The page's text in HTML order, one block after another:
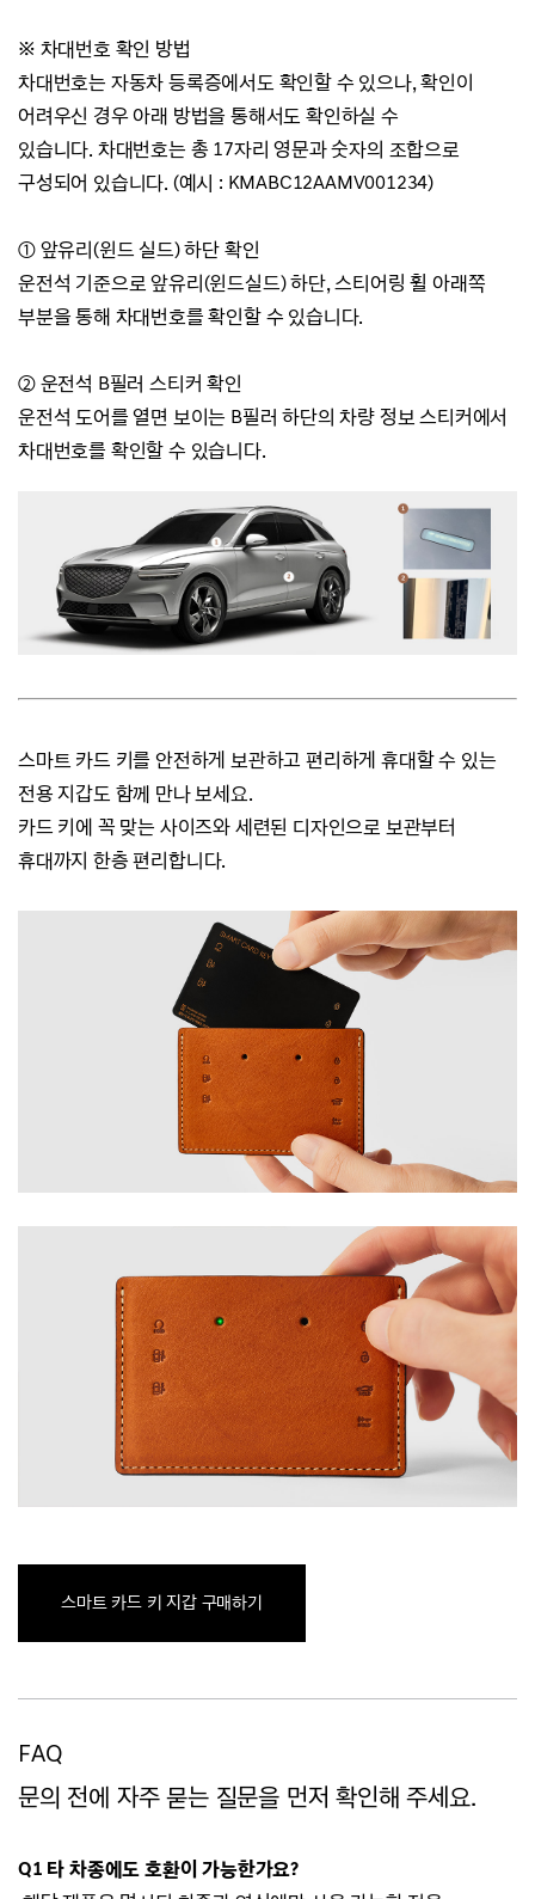
※ 차대번호 확인 방법
차대번호는 자동차 등록증에서도 확인할 수 있으나, 확인이
어려우신 경우 아래 방법을 통해서도 확인하실 수
있습니다. 차대번호는 총 17자리 영문과 숫자의 조합으로
구성되어 있습니다. (예시 : KMABC12AAMV001234)
① 앞유리(윈드 실드) 하단 확인
운전석 기준으로 앞유리(윈드실드) 하단, 스티어링 휠 아래쪽
부분을 통해 차대번호를 확인할 수 있습니다.
② 운전석 B필러 스티커 확인
운전석 도어를 열면 보이는 B필러 하단의 차량 정보 스티커에서
차대번호를 확인할 수 있습니다.
스마트 카드 키를 안전하게 보관하고 편리하게 휴대할 수 있는
전용 지갑도 함께 만나 보세요.
카드 키에 꼭 맞는 사이즈와 세련된 디자인으로 보관부터
휴대까지 한층 편리합니다.
스마트 카드 키 지갑 구매하기
FAQ
문의 전에 자주 묻는 질문을 먼저 확인해 주세요.
Q1 타 차종에도 호환이 가능한가요?